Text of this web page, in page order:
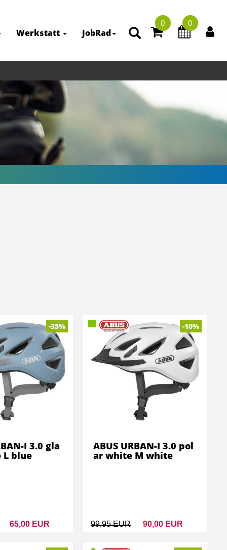
0 0
Werkstatt JobRad
-35%
65,00 EUR
I 3.0 gla
L blue
-10%
99,95 EUR 90,00 EUR
ABUS URBAN-I 3.0 pol
ar white M white